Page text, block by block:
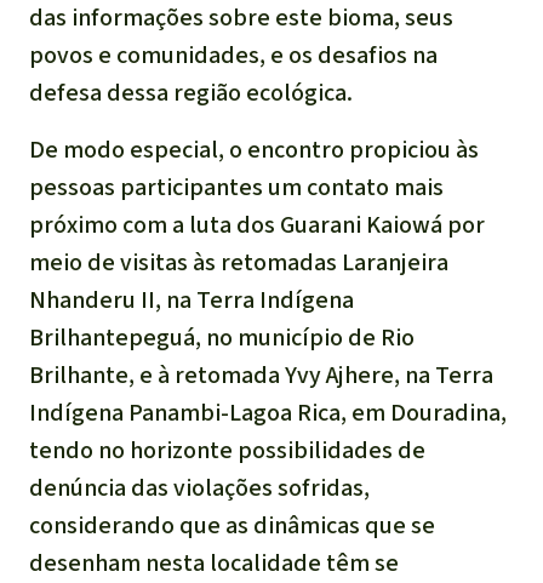
das informações sobre este bioma, seus
povos e comunidades, e os desafios na
defesa dessa região ecológica.
De modo especial, o encontro propiciou às
pessoas participantes um contato mais
próximo com a luta dos Guarani Kaiowá por
meio de visitas às retomadas Laranjeira
Nhanderu II, na Terra Indígena
Brilhantepeguá, no município de Rio
Brilhante, e à retomada Yvy Ajhere, na Terra
Indígena Panambi-Lagoa Rica, em Douradina,
tendo no horizonte possibilidades de
denúncia das violações sofridas,
considerando que as dinâmicas que se
desenham nesta localidade têm se